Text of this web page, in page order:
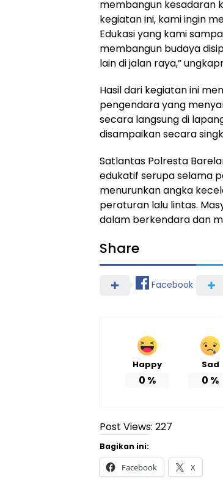
membangun kesadaran
kegiatan ini, kami ingin
Edukasi yang kami
membangun budaya
lain di jalan raya,”
Hasil dari kegiatan ini
pengendara yang
secara langsung di
disampaikan secara
Satlantas Polresta
edukatif serupa selama
menurunkan angka
peraturan lalu lintas.
dalam berkendara dan
Share
Facebook
Happy
0 %
Sad
0 %
Post Views: 227
Bagikan ini:
Facebook X